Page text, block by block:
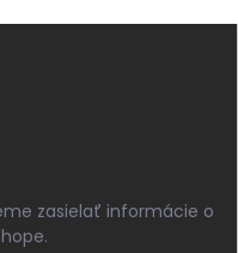
zasielať informácie o